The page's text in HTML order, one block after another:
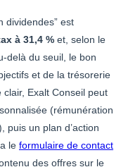
dividendes” est
à 31,4 % et, selon le
delà du seuil, le bon
et de la trésorerie
Exalt Conseil peut
(rémunération
puis un plan d’action
le formulaire de contact
des offres sur le